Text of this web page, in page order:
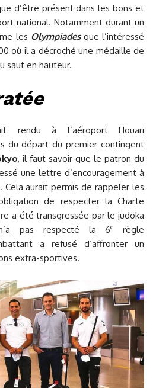
d’être présent dans les bons et
national. Notamment durant un
les Olympiadesque l’intéressé
où il a décroché une médaille de
saut en hauteur.
rendu à l’aéroport Houari
du départ du premier contingent
, il faut savoir que le patron du
une lettre d’encouragement à
Cela aurait permis de rappeler les
de respecter la Charte
a été transgressée par le judoka
pas respecté la 6e
règle
a refusé d’affronter un
extra-sportives.